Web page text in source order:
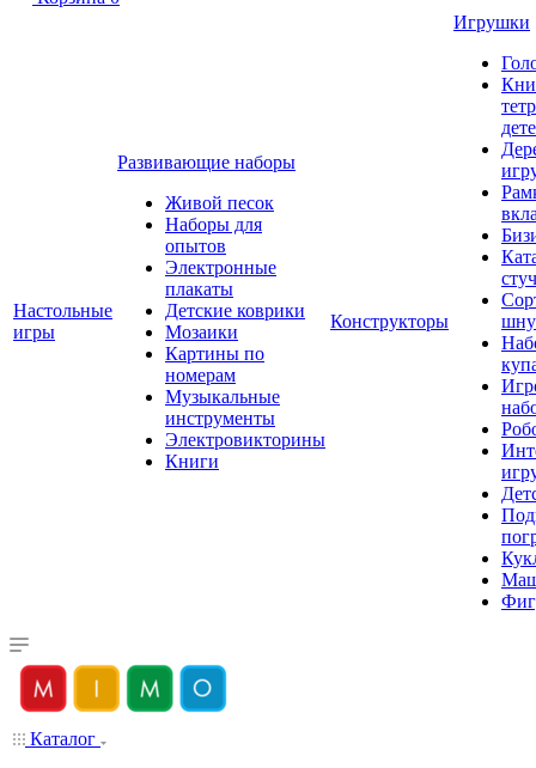
Настольные
игры
Развивающие наборы
Живой песок
Наборы для
опытов
Электронные
плакаты
Детские коврики
Мозаики
Картины по
номерам
Музыкальные
инструменты
Электровикторины
Книги
Конструкторы
Игрушки
Каталог